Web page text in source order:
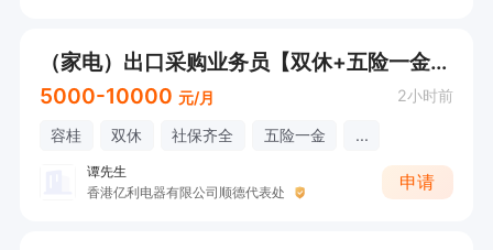
（家电）出口采购业务员【双休+五险一金+带新年假+免费停车+年终奖】，英语熟练，有经验优先
5000-10000 元/月 2小时前
容桂 双休 社保齐全 五险一金 ...
谭先生
香港亿利电器有限公司顺德代表处
申请